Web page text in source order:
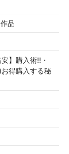
品
】購入術!!・
得購入する秘